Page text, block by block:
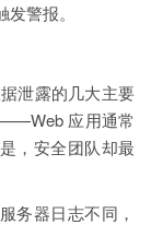
警报。
泄露的几大主要
应用通常
， 安全团队却最
务器日志不同，